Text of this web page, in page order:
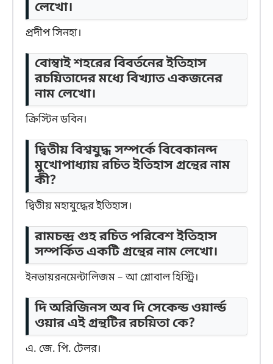
লেখো।
প্রদীপ সিনহা।
বোম্বাই শহরের বিবর্তনের ইতিহাস
রচয়িতাদের মধ্যে বিখ্যাত একজনের
নাম লেখো।
ক্রিস্টিন ডবিন।
দ্বিতীয় বিশ্বযুদ্ধ সম্পর্কে বিবেকানন্দ
মুখোপাধ্যায় রচিত ইতিহাস গ্রন্থের নাম
কী?
দ্বিতীয় মহাযুদ্ধের ইতিহাস।
রামচন্দ্র গুহ রচিত পরিবেশ ইতিহাস
সম্পর্কিত একটি গ্রন্থের নাম লেখো।
ইনভায়রনমেন্টালিজম – আ গ্লোবাল হিস্ট্রি।
দি অরিজিনস অব দি সেকেন্ড ওয়ার্ল্ড
ওয়ার এই গ্রন্থটির রচয়িতা কে?
এ. জে. পি. টেলর।